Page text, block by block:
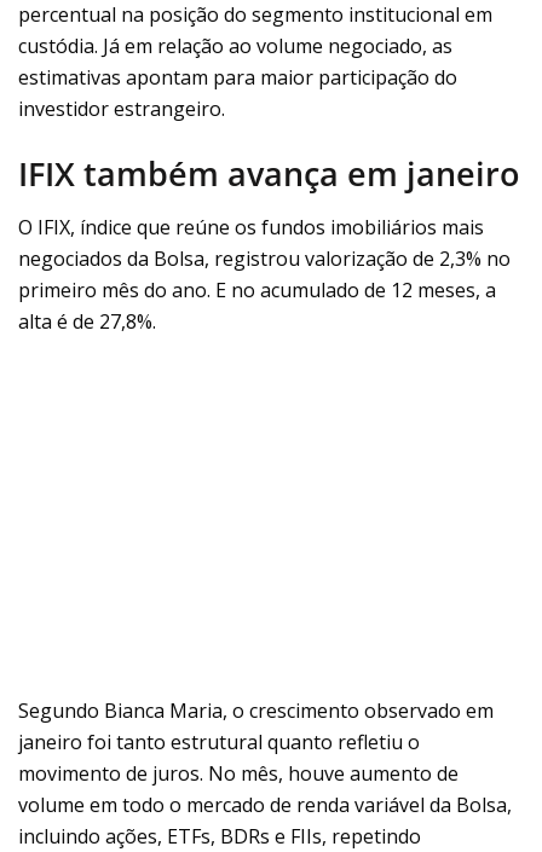
percentual na posição do segmento institucional em
custódia. Já em relação ao volume negociado, as
estimativas apontam para maior participação do
investidor estrangeiro.
IFIX também avança em janeiro
O IFIX, índice que reúne os fundos imobiliários mais
negociados da Bolsa, registrou valorização de 2,3% no
primeiro mês do ano. E no acumulado de 12 meses, a
alta é de 27,8%.
Segundo Bianca Maria, o crescimento observado em
janeiro foi tanto estrutural quanto refletiu o
movimento de juros. No mês, houve aumento de
volume em todo o mercado de renda variável da Bolsa,
incluindo ações, ETFs, BDRs e FIIs, repetindo